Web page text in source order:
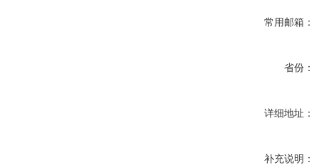
常用邮箱：
省份：
详细地址：
补充说明：